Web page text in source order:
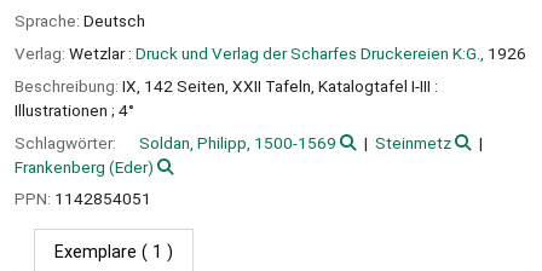
Sprache: Deutsch
Verlag: Wetzlar : Druck und Verlag der Scharfes Druckereien K:G.,
1926
Beschreibung: IX, 142 Seiten, XXII Tafeln, Katalogtafel I-III :
Illustrationen ; 4°
Schlagwörter:
Soldan, Philipp, 1500-1569
Steinmetz
Frankenberg (Eder)
PPN: 1142854051
Exemplare ( 1 )